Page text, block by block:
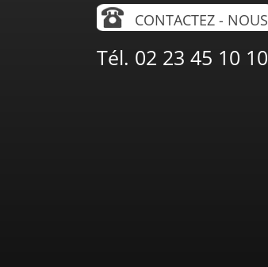
CONTACTEZ - NOUS
Tél. 02 23 45 10 10